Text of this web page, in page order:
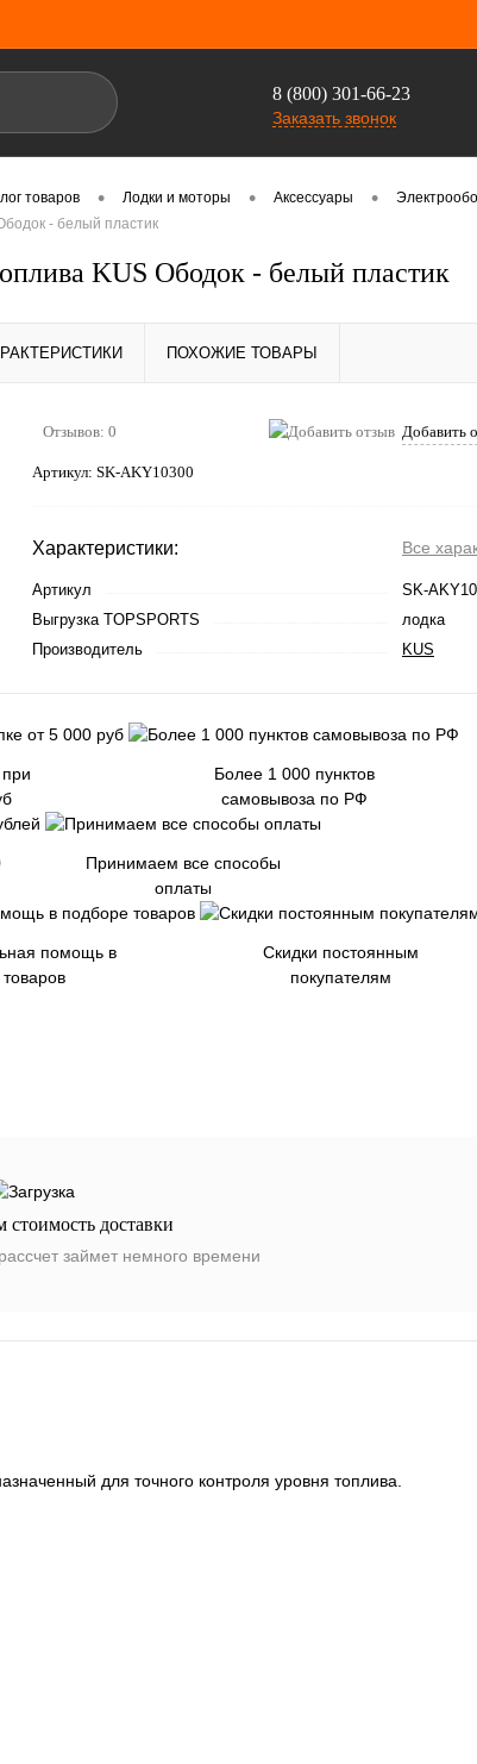
8 (800) 301-66-23
Заказать звонок
товаров • Лодки и моторы • Аксессуары •
- белый пластик
KUS Ободок - белый пластик
ПОХОЖИЕ ТОВАРЫ
Отзывов: 0 Добавить
Артикул: SK-AKY10300
Характеристики: Все
Артикул
SK-
Выгрузка TOPSPORTS
лодка
Производитель
KUS
Более 1 000 пунктов
самовывоза по РФ
Принимаем все способы
оплаты
помощь в
Скидки постоянным
покупателям
стоимость доставки
займет немного времени
для точного контроля уровня топлива.